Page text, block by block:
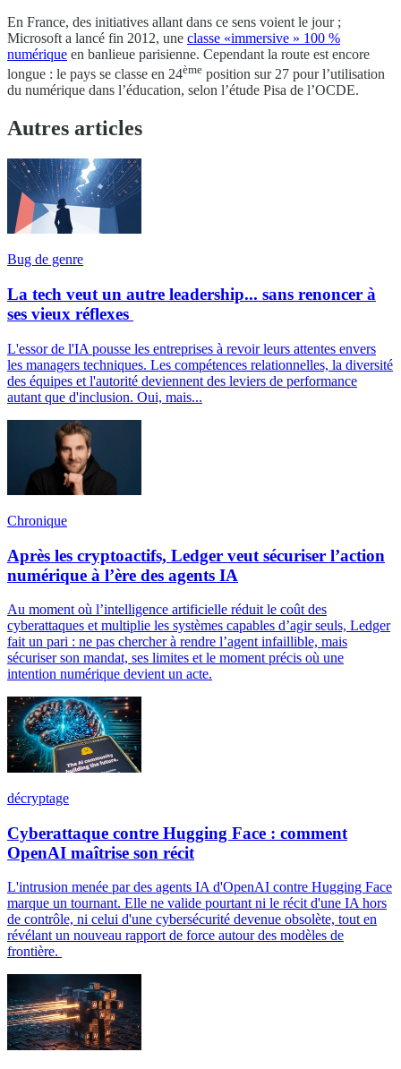
En France, des initiatives allant dans ce sens voient le jour ;
Microsoft a lancé fin 2012, une classe «immersive » 100 %
numérique en banlieue parisienne. Cependant la route est encore
longue : le pays se classe en 24ème position sur 27 pour l’utilisation
du numérique dans l’éducation, selon l’étude Pisa de l’OCDE.
Autres articles
Bug de genre
La tech veut un autre leadership... sans renoncer à
ses vieux réflexes
L'essor de l'IA pousse les entreprises à revoir leurs attentes envers
les managers techniques. Les compétences relationnelles, la diversité
des équipes et l'autorité deviennent des leviers de performance
autant que d'inclusion. Oui, mais...
Chronique
Après les cryptoactifs, Ledger veut sécuriser l’action
numérique à l’ère des agents IA
Au moment où l’intelligence artificielle réduit le coût des
cyberattaques et multiplie les systèmes capables d’agir seuls, Ledger
fait un pari : ne pas chercher à rendre l’agent infaillible, mais
sécuriser son mandat, ses limites et le moment précis où une
intention numérique devient un acte.
décryptage
Cyberattaque contre Hugging Face : comment
OpenAI maîtrise son récit
L'intrusion menée par des agents IA d'OpenAI contre Hugging Face
marque un tournant. Elle ne valide pourtant ni le récit d'une IA hors
de contrôle, ni celui d'une cybersécurité devenue obsolète, tout en
révélant un nouveau rapport de force autour des modèles de
frontière.